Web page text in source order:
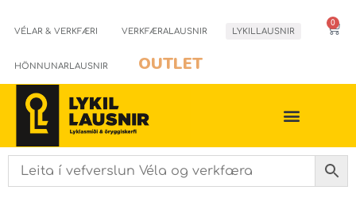
VÉLAR & VERKFÆRI VERKFÆRALAUSNIR LYKILLAUSNIR
HÖNNUNARLAUSNIR OUTLET
0